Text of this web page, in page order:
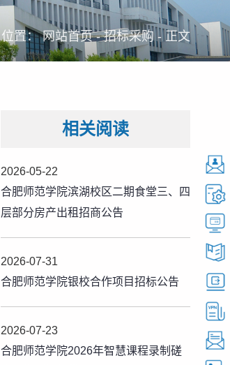
位置：网站首页-招标采购-正文
相关阅读
2026-05-22
合肥师范学院滨湖校区二期食堂三、四
层部分房产出租招商公告
2026-07-31
合肥师范学院银校合作项目招标公告
2026-07-23
合肥师范学院2026年智慧课程录制磋